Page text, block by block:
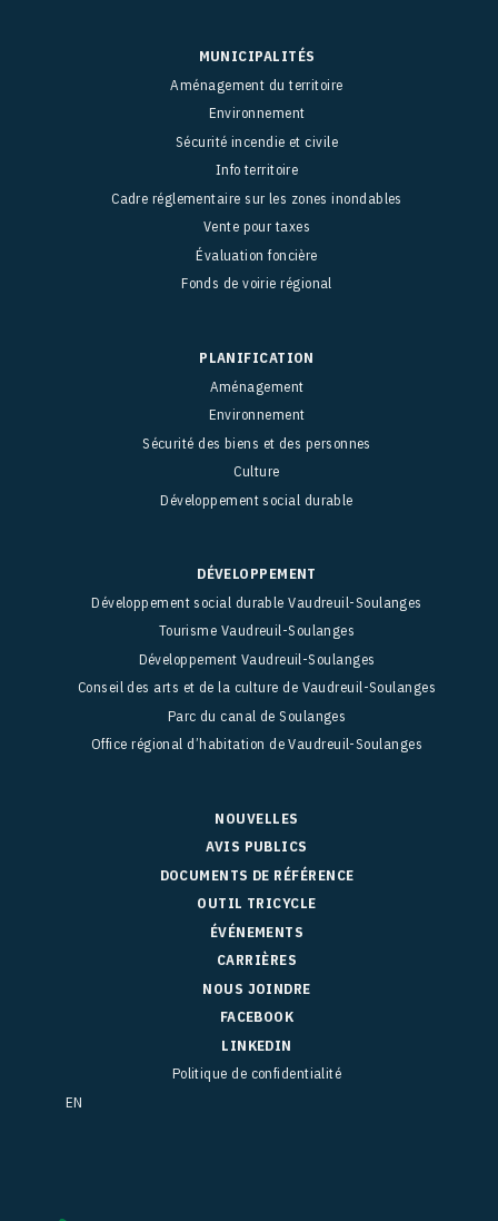
MUNICIPALITÉS
Aménagement du territoire
Environnement
Sécurité incendie et civile
Info territoire
Cadre réglementaire sur les zones inondables
Vente pour taxes
Évaluation foncière
Fonds de voirie régional
PLANIFICATION
Aménagement
Environnement
Sécurité des biens et des personnes
Culture
Développement social durable
DÉVELOPPEMENT
Développement social durable Vaudreuil-Soulanges
Tourisme Vaudreuil-Soulanges
Développement Vaudreuil-Soulanges
Conseil des arts et de la culture de Vaudreuil-Soulanges
Parc du canal de Soulanges
Office régional d’habitation de Vaudreuil-Soulanges
NOUVELLES
AVIS PUBLICS
DOCUMENTS DE RÉFÉRENCE
OUTIL TRICYCLE
ÉVÉNEMENTS
CARRIÈRES
NOUS JOINDRE
FACEBOOK
LINKEDIN
Politique de confidentialité
EN